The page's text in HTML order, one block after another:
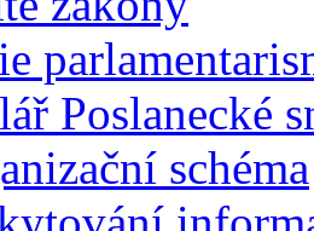
Poslanecké
schéma